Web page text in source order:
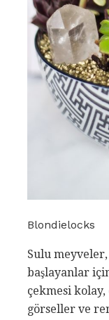
Blondielocks
Sulu
başlayanlar
çekmesi
görseller ve